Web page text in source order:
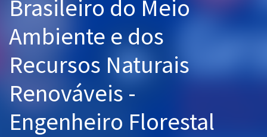
Pós
Graduação
OAB
Questões grátis
Brasileiro do Meio
Ambiente e dos
Recursos Naturais
Renováveis -
Engenheiro Florestal